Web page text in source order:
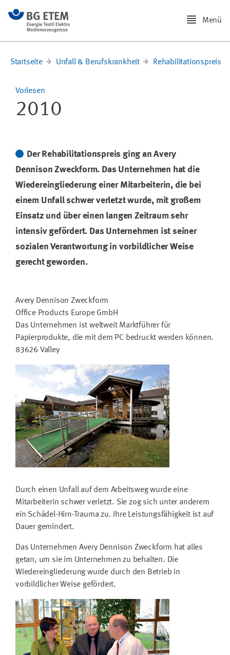
Menü
Startseite Unfall & Berufskrankheit Rehabilitationspreis
Vorlesen
2010
Der Rehabilitationspreis ging an Avery
Dennison Zweckform. Das Unternehmen hat die
Wiedereingliederung einer Mitarbeiterin, die bei
einem Unfall schwer verletzt wurde, mit großem
Einsatz und über einen langen Zeitraum sehr
intensiv gefördert. Das Unternehmen ist seiner
sozialen Verantwortung in vorbildlicher Weise
gerecht geworden.
Avery Dennison Zweckform
Office Products Europe GmbH
Das Unternehmen ist weltweit Marktführer für
Papierprodukte, die mit dem PC bedruckt werden können.
83626 Valley
Durch einen Unfall auf dem Arbeitsweg wurde eine
Mitarbeiterin schwer verletzt. Sie zog sich unter anderem
ein Schädel-Hirn-Trauma zu. Ihre Leistungsfähigkeit ist auf
Dauer gemindert.
Das Unternehmen Avery Dennison Zweckform hat alles
getan, um sie im Unternehmen zu behalten. Die
Wiedereingliederung wurde durch den Betrieb in
vorbildlicher Weise gefördert.